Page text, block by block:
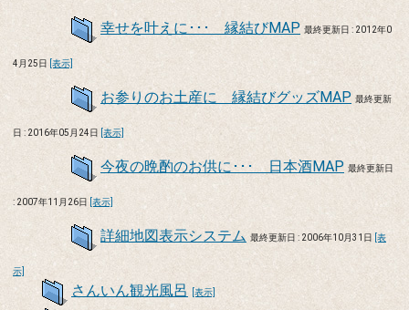
幸せを叶えに･･･ 縁結びMAP 最終更新日 : 2012年0
4月25日 [表示]
お参りのお土産に 縁結びグッズMAP 最終更新
日 : 2016年05月24日 [表示]
今夜の晩酌のお供に･･･ 日本酒MAP 最終更新日
: 2007年11月26日 [表示]
詳細地図表示システム 最終更新日 : 2006年10月31日 [表
示]
さんいん観光風呂 [表示]